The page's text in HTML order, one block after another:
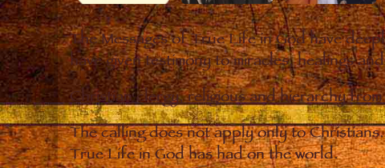
The Messages of True Life in God have
have given testimony to miracles, healings
Christian clergy, religious and hierarchy
The calling does not apply only to
True Life in God has had on the world.